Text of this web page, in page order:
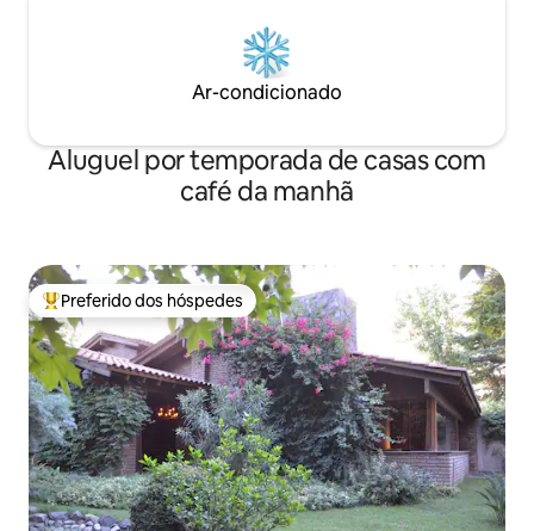
Ar-condicionado
Aluguel por temporada de casas com
café da manhã
Entre os melhores preferidos dos hóspedes
Preferido dos hóspedes